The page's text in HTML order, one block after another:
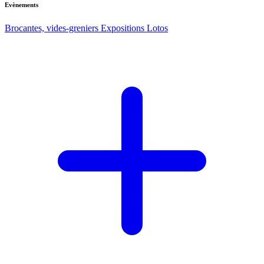
Evènements
Brocantes, vides-greniers Expositions Lotos